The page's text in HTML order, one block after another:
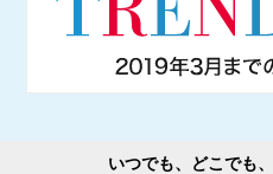
いつでも、どこでも